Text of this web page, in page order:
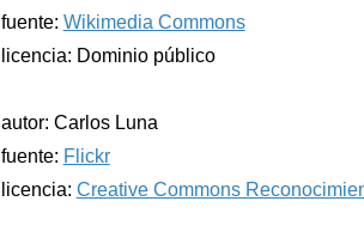
fuente: Wikimedia Commons
licencia: Dominio público
autor: Carlos Luna
fuente: Flickr
licencia: Creative Commons